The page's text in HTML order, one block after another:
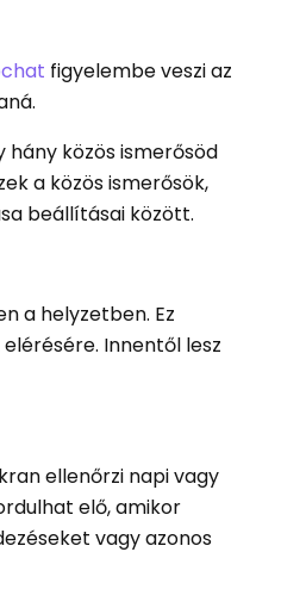
figyelembe veszi az
közös ismerősöd
a közös ismerősök,
beállításai között.
a helyzetben. Ez
Innentől lesz
ellenőrzi napi vagy
elő, amikor
vagy azonos